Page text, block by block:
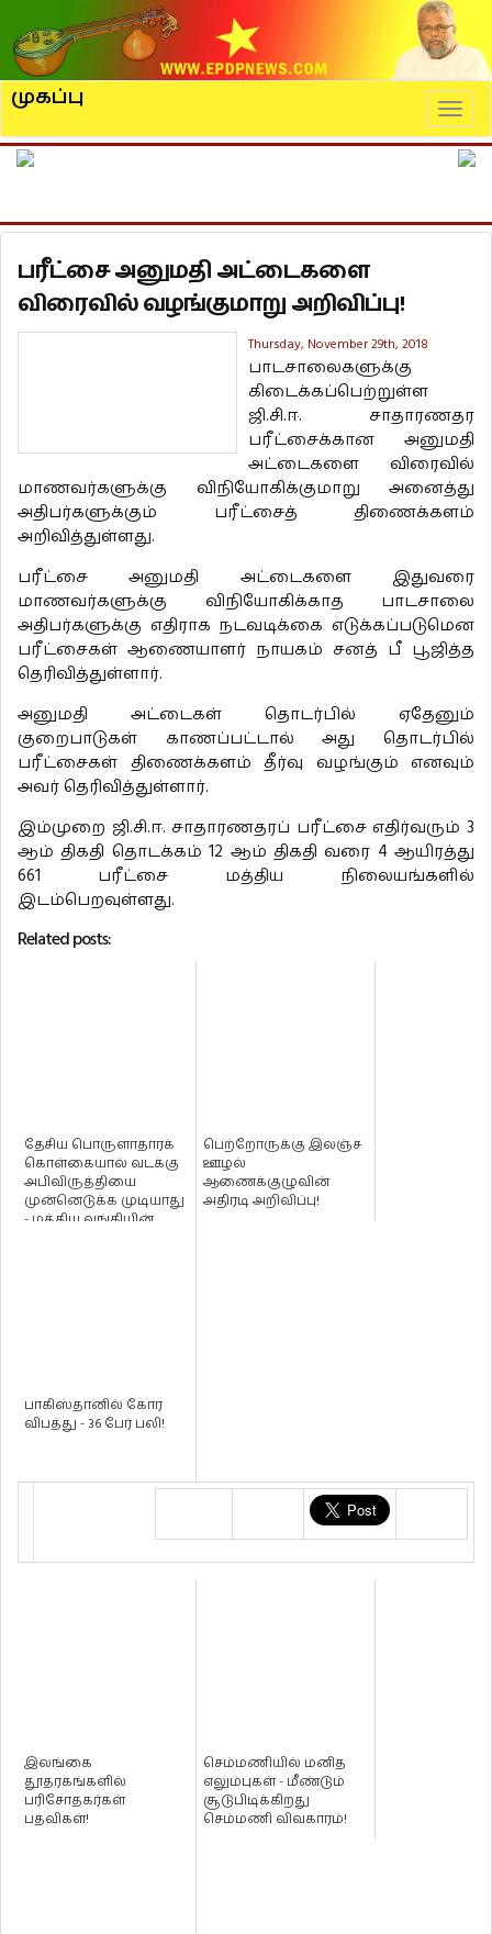
முகப்பு
பரீட்சை அனுமதி அட்டைகளை
விரைவில் வழங்குமாறு அறிவிப்பு!
Thursday, November 29th, 2018
பாடசாலைகளுக்கு
கிடைக்கப்பெற்றுள்ள
ஜி.சி.ஈ. சாதாரணதர
பரீட்சைக்கான அனுமதி
அட்டைகளை விரைவில்
மாணவர்களுக்கு விநியோகிக்குமாறு அனைத்து
அதிபர்களுக்கும் பரீட்சைத் திணைக்களம்
அறிவித்துள்ளது.
பரீட்சை அனுமதி அட்டைகளை இதுவரை
மாணவர்களுக்கு விநியோகிக்காத பாடசாலை
அதிபர்களுக்கு எதிராக நடவடிக்கை எடுக்கப்படுமென
பரீட்சைகள் ஆணையாளர் நாயகம் சனத் பீ பூஜித்த
தெரிவித்துள்ளார்.
அனுமதி அட்டைகள் தொடர்பில் ஏதேனும்
குறைபாடுகள் காணப்பட்டால் அது தொடர்பில்
பரீட்சைகள் திணைக்களம் தீர்வு வழங்கும் எனவும்
அவர் தெரிவித்துள்ளார்.
இம்முறை ஜி.சி.ஈ. சாதாரணதரப் பரீட்சை எதிர்வரும் 3
ஆம் திகதி தொடக்கம் 12 ஆம் திகதி வரை 4 ஆயிரத்து
661 பரீட்சை மத்திய நிலையங்களில்
இடம்பெறவுள்ளது.
Related posts:
தேசிய பொருளாதாரக்
கொள்கையால் வடக்கு
அபிவிருத்தியை
முன்னெடுக்க முடியாது
- மத்திய வங்கியின்
பெற்றோருக்கு இலஞ்ச
ஊழல்
ஆணைக்குழுவின்
அதிரடி அறிவிப்பு!
பாகிஸ்தானில் கோர
விபத்து - 36 பேர் பலி!
இலங்கை
தூதரகங்களில்
பரிசோதகர்கள்
பதவிகள்!
செம்மணியில் மனித
எலும்புகள் - மீண்டும்
சூடுபிடிக்கிறது
செம்மணி விவகாரம்!